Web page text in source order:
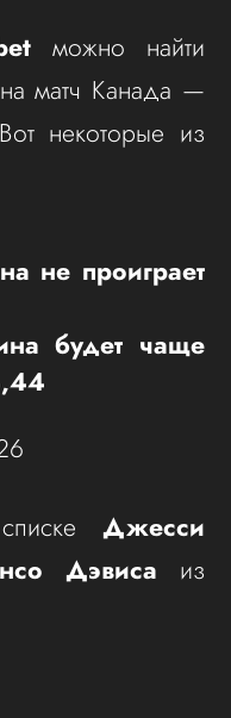
можно найти
на матч Канада —
некоторые из
не проиграет
будет чаще
Джесси
Дэвиса из